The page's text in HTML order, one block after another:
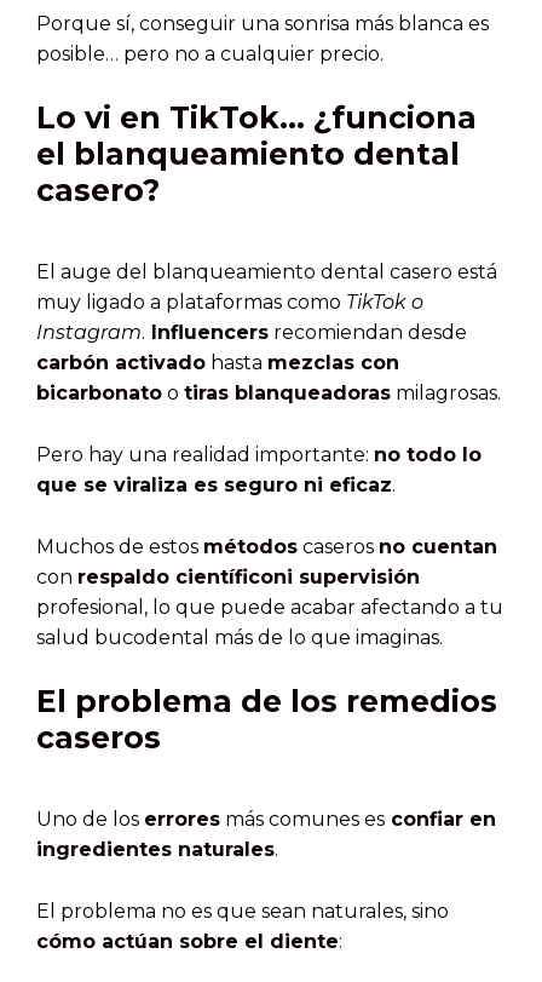
Porque sí, conseguir una sonrisa más blanca es
posible… pero no a cualquier precio.
Lo vi en TikTok… ¿funciona
el blanqueamiento dental
casero?
El auge del blanqueamiento dental casero está
muy ligado a plataformas como TikTok o
Instagram. Influencers recomiendan desde
carbón activado hasta mezclas con
bicarbonato o tiras blanqueadoras milagrosas.
Pero hay una realidad importante: no todo lo
que se viraliza es seguro ni eficaz.
Muchos de estos métodos caseros no cuentan
con respaldo científiconi supervisión
profesional, lo que puede acabar afectando a tu
salud bucodental más de lo que imaginas.
El problema de los remedios
caseros
Uno de los errores más comunes es confiar en
ingredientes naturales.
El problema no es que sean naturales, sino
cómo actúan sobre el diente: